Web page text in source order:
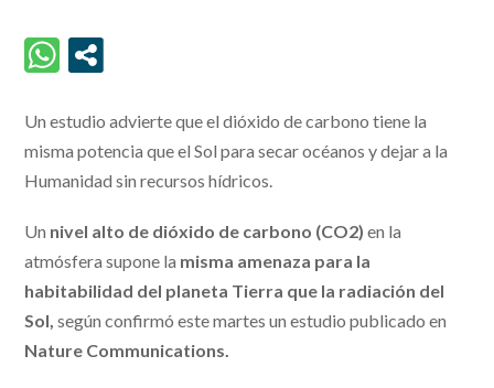
Un estudio advierte que el dióxido de carbono tiene la
misma potencia que el Sol para secar océanos y dejar a la
Humanidad sin recursos hídricos.
Un nivel alto de dióxido de carbono (CO2)en la
atmósfera supone la misma amenaza para la
habitabilidad del planeta Tierra que la radiación del
Sol, según confirmó este martes un estudio publicado en
Nature Communications.